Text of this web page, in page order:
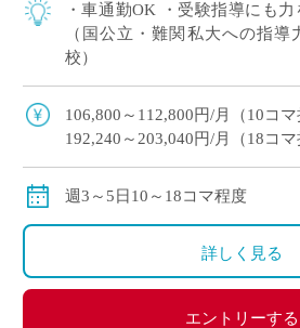
・車通勤OK ・受験指導にも
（国公立・難関私大への指導
校）
106,800～112,800円/月（10コ
192,240～203,040円/月（18コ
保険等：労災保険
週3～5日10～18コマ程度
詳しく見る
エントリーする